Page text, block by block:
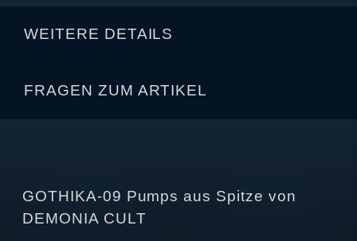
WEITERE DETAILS
FRAGEN ZUM ARTIKEL
GOTHIKA-09 Pumps aus Spitze von
DEMONIA CULT